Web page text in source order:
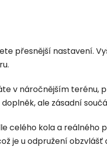
přesnější nastavení.
v náročnějším terénu,
ale zásadní
celého kola a reálného
je u odpružení obzvlášť